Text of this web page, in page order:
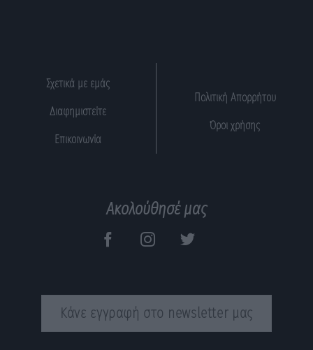
Σχετικά με εμάς
Διαφημιστείτε
Επικοινωνία
Πολιτική Απορρήτου
Όροι χρήσης
Ακολούθησέ μας
Κάνε εγγραφή στο newsletter μας